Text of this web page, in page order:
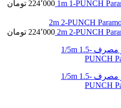
224٬000 تومان
224٬000 تومان